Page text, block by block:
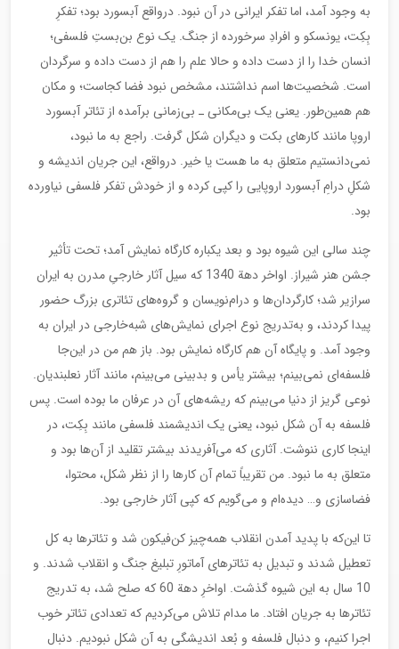
به وجود آمد، اما تفکر ایرانی در آن نبود. درواقع آبسورد بود؛ تفکرِ
بِکِت، یونسکو و افرادِ سرخورده از جنگ. یک نوع بن‌بستِ فلسفی؛
انسان خدا را از دست داده و حالا علم را هم از دست داده و سرگردان
است. شخصیت‌ها اسم نداشتند، مشخص نبود فضا کجاست؛ و مکان
هم همین‌طور. یعنی یک بی‌مکانی ـ بی‌زمانی برآمده از تئاتر آبسورد
اروپا مانند کارهای بکت و دیگران شکل گرفت. راجع به ما نبود،
نمی‌دانستیم متعلق به ما هست یا خیر. درواقع، این جریان اندیشه و
شکلِ درامِ آبسورد اروپایی را کپی کرده و از خودش تفکر فلسفی نیاورده
بود.
چند سالی این شیوه بود و بعد یکباره کارگاه نمایش آمد؛ تحت تأثیر
جشن هنر شیراز. اواخر دهة 1340 که سیل آثار خارجیِ مدرن به ایران
سرازیر شد؛ کارگردان‌ها و درام‌نویسان و گروه‌های تئاتری بزرگ حضور
پیدا کردند، و به‌تدریج نوع اجرای نمایش‌های شبه‌خارجی در ایران به
وجود آمد. و پایگاه آن هم کارگاه نمایش بود. باز هم من در این‌جا
فلسفه‌ای نمی‌بینم؛ بیشتر یأس و بدبینی می‌بینم، مانند آثار نعلبندیان.
نوعی گریز از دنیا می‌بینم که ریشه‌های آن در عرفان ما بوده است. پس
فلسفه به آن شکل نبود، یعنی یک اندیشمند فلسفی مانند بِکِت، در
اینجا کاری ننوشت. آثاری که می‌آفریدند بیشتر تقلید از آن‌ها بود و
متعلق به ما نبود. من تقریباً تمام آن کارها را از نظر شکل، محتوا،
فضاسازی و… دیده‌ام و می‌گویم که کپی آثار خارجی بود.
تا این‌که با پدید آمدن انقلاب همه‌چیز کن‌فیکون شد و تئاترها به کل
تعطیل شدند و تبدیل به تئاترهای آماتورِ تبلیغ جنگ و انقلاب شدند. و
10 سال به این شیوه گذشت. اواخرِ دهة 60 که صلح شد، به تدریج
تئاترها به جریان افتاد. ما مدام تلاش می‌کردیم که تعدادی تئاتر خوب
اجرا کنیم، و دنبال فلسفه و بُعد اندیشگی به آن شکل نبودیم. دنبال